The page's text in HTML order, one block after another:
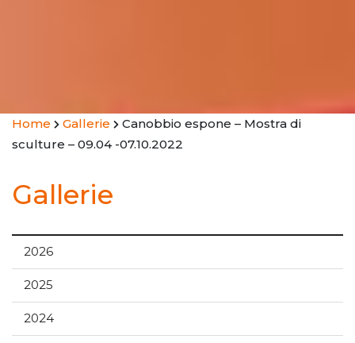
Home Gallerie
Canobbio espone – Mostra di
sculture – 09.04 -07.10.2022
Gallerie
2026
2025
2024